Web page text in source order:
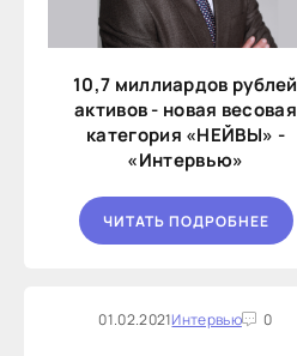
10,7 миллиардов рублей
активов - новая весовая
категория «НЕЙВЫ» -
«Интервью»
ЧИТАТЬ ПОДРОБНЕЕ
01.02.2021Интервью 0